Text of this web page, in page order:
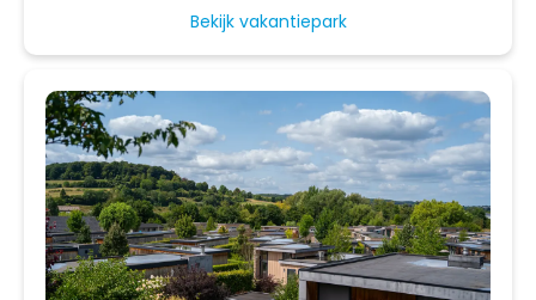
Bekijk vakantiepark